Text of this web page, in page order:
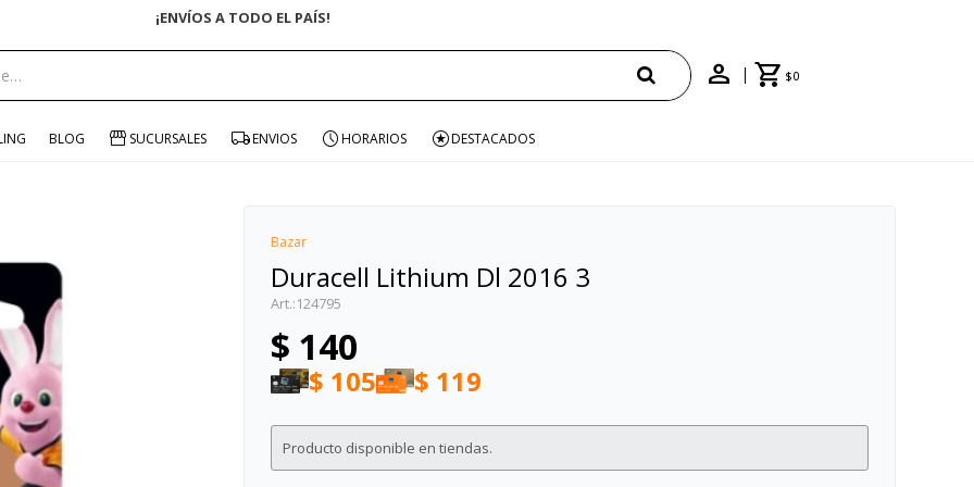
ENVÍO GRATIS EN COMPRAS +$1500 CON CUPÓN "ENVÍO"
$0
BLOG SUCURSALES ENVIOS HORARIOS DESTACADOS
Bazar
Duracell Lithium Dl 2016 3
124795
$ 140
$ 105 $ 119
Producto disponible en tiendas.